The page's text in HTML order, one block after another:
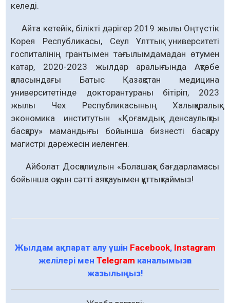
келеді.
Айта кетейік, бiлiктi дәрігер 2019 жылы Оңтүстік
Корея Республикасы, Сеул Ұлттық университеті
госпиталінің грантымен тағылымдамадан өтумен
катар, 2020-2023 жылдар аралығында Ақтөбе
қаласындағы Батыс Қазақстан медицина
университетінде докторантураны бітірiп, 2023
жылы Чех Республикасының Халықаралық
экономика институтын «Қоғамдық денсаулықты
басқару» мамандығы бойынша бизнесті басқару
магистрі дәрежесін иеленген.
Айболат Досқалиұлын «Болашақ» бағдарламасы
бойынша оқуын сәтті аяқтауымен құттықтаймыз!
Жылдам ақпарат алу үшін Facebook, Instagram
желілері мен Telegram каналымызға
жазылыңыз!